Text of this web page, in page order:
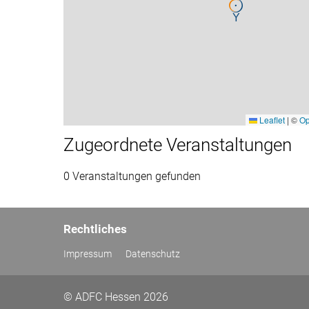
Leaflet | ©
Zugeordnete Veranstaltungen
0 Veranstaltungen gefunden
Rechtliches
Impressum Datenschutz
© ADFC Hessen 2026